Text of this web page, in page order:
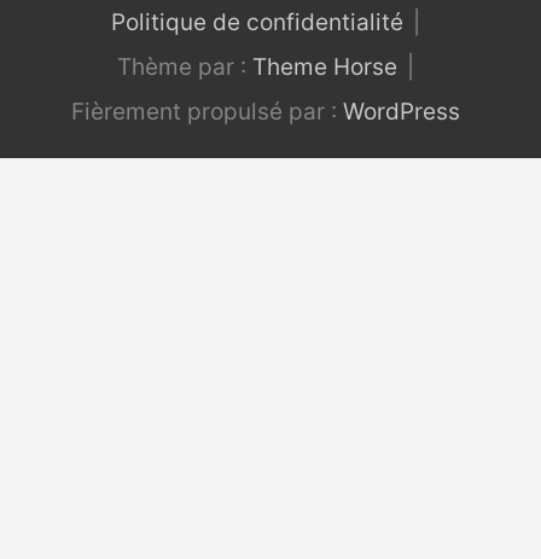
Politique de confidentialité
Thème par : Theme Horse
Fièrement propulsé par : WordPress